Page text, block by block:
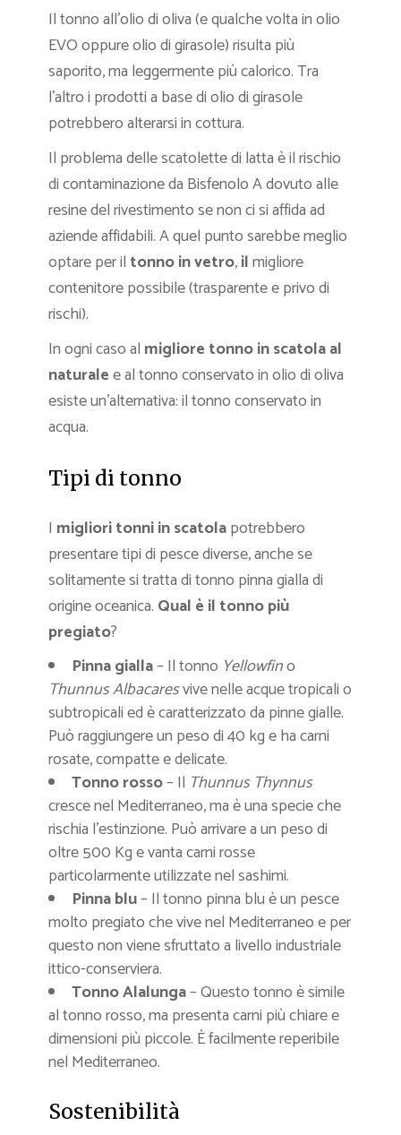
Il tonno all’olio di oliva (e qualche volta in olio
EVO oppure olio di girasole) risulta più
saporito, ma leggermente più calorico. Tra
l’altro i prodotti a base di olio di girasole
potrebbero alterarsi in cottura.
Il problema delle scatolette di latta è il rischio
di contaminazione da Bisfenolo A dovuto alle
resine del rivestimento se non ci si affida ad
aziende affidabili. A quel punto sarebbe meglio
optare per il tonno in vetro,ilmigliore
contenitore possibile (trasparente e privo di
rischi).
In ogni caso al migliore tonno in scatola al
naturalee al tonno conservato in olio di oliva
esiste un’alternativa: il tonno conservato in
acqua.
Tipi di tonno
I migliori tonni in scatolapotrebbero
presentare tipi di pesce diverse, anche se
solitamente si tratta di tonno pinna gialla di
origine oceanica. Qual è il tonno più
pregiato?
Pinna gialla– Il tonno Yellowfino
Thunnus Albacaresvive nelle acque tropicali o
subtropicali ed è caratterizzato da pinne gialle.
Può raggiungere un peso di 40 kg e ha carni
rosate, compatte e delicate.
Tonno rosso– Il Thunnus Thynnus
cresce nel Mediterraneo, ma è una specie che
rischia l’estinzione. Può arrivare a un peso di
oltre 500 Kg e vanta carni rosse
particolarmente utilizzate nel sashimi.
Pinna blu– Il tonno pinna blu è un pesce
molto pregiato che vive nel Mediterraneo e per
questo non viene sfruttato a livello industriale
ittico-conserviera.
Tonno Alalunga– Questo tonno è simile
al tonno rosso, ma presenta carni più chiare e
dimensioni più piccole. È facilmente reperibile
nel Mediterraneo.
Sostenibilità